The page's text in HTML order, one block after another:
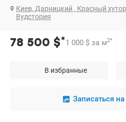
Киев, Дарницкий , Красный
Вудстория
78 500 $*1 000 $ за м2*
В избранные
Записаться